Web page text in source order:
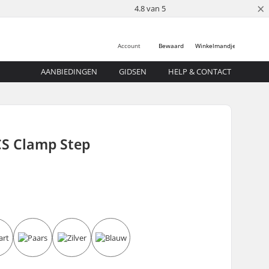
4.8 van 5 ×
Winkelmandje
Bewaard
Account
AANBIEDINGEN GIDSEN HELP & CONTACT
Clamp Step